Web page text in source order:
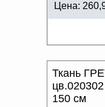
Цена:
Ткань
150 см